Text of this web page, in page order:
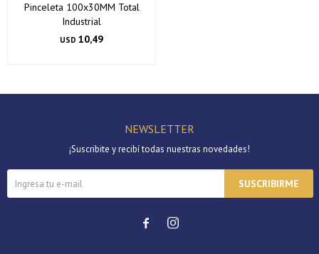
Pinceleta 100x30MM Total
Industrial
USD 10,49
NEWSLETTER
¡Suscribite y recibí todas nuestras novedades!
SUSCRIBIRME
 